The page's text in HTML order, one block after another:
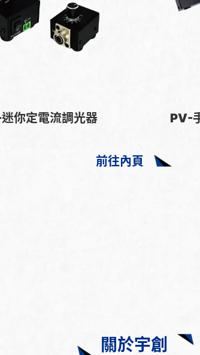
你定電流調光器 PV-
前往內頁
關於宇創